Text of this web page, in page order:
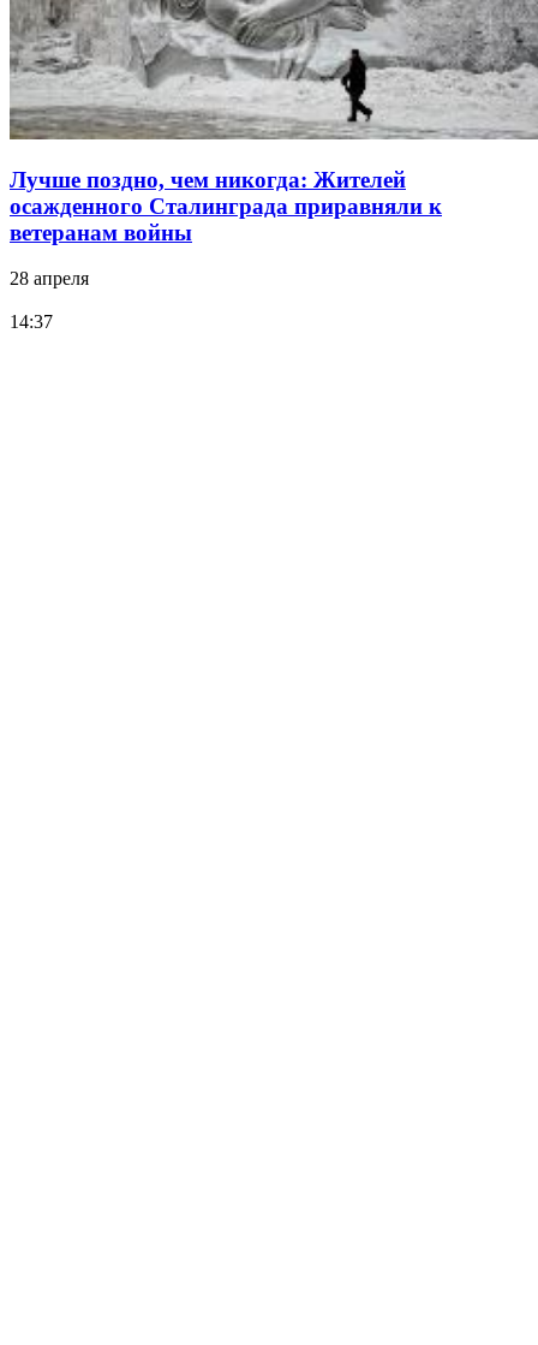
Лучше поздно, чем никогда: Жителей
осажденного Сталинграда приравняли к
ветеранам войны
28 апреля
14:37